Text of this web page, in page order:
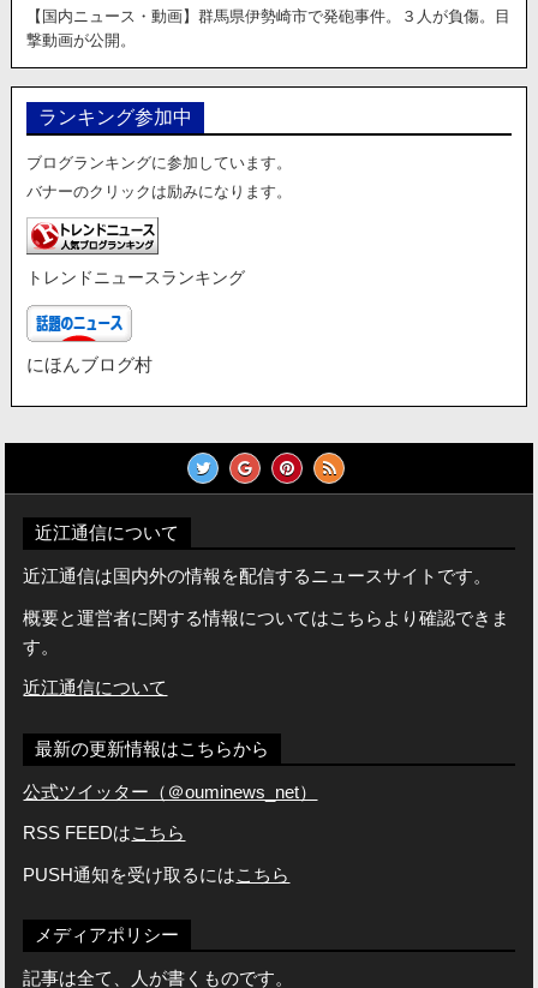
【国内ニュース・動画】群馬県伊勢崎市で発砲事件。３人が負傷。目
撃動画が公開。
ランキング参加中
ブログランキングに参加しています。
バナーのクリックは励みになります。
トレンドニュースランキング
にほんブログ村
近江通信について
近江通信は国内外の情報を配信するニュースサイトです。
概要と運営者に関する情報についてはこちらより確認できま
す。
近江通信について
最新の更新情報はこちらから
公式ツイッター（＠ouminews_net）
RSS FEEDはこちら
PUSH通知を受け取るにはこちら
メディアポリシー
記事は全て、人が書くものです。